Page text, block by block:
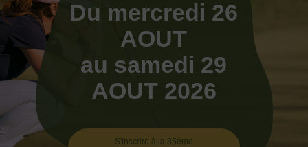
Du mercredi 26
AOUT
au samedi 29
AOUT 2026
S'inscrire à la 35ème